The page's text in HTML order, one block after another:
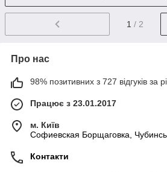
1 / 2
Про нас
98% позитивних з 727 відгуків за
Працює з 23.01.2017
м. Київ
Софиевская Борщаговка,
Контакти